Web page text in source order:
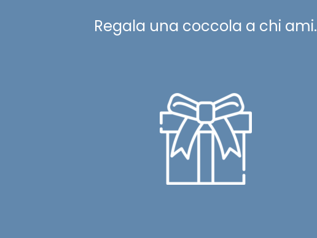
Regala una coccola a chi ami.